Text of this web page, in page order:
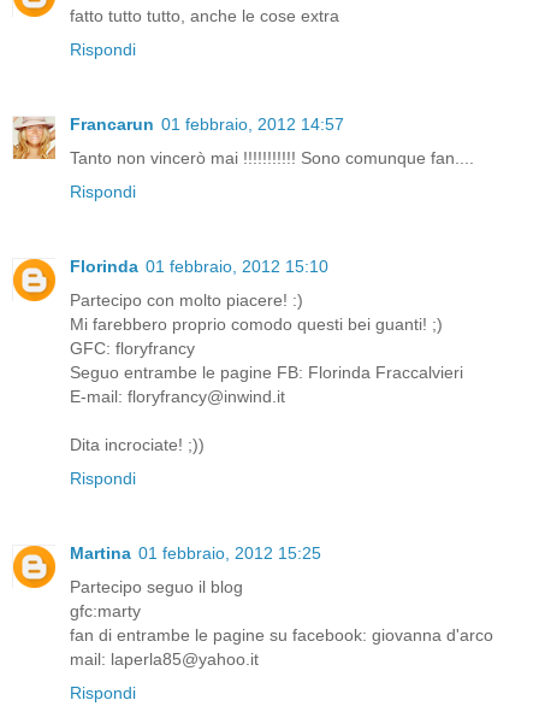
fatto tutto tutto, anche le cose extra
Rispondi
Francarun 01 febbraio, 2012 14:57
Tanto non vincerò mai !!!!!!!!!!! Sono comunque fan....
Rispondi
Florinda 01 febbraio, 2012 15:10
Partecipo con molto piacere! :)
Mi farebbero proprio comodo questi bei guanti! ;)
GFC: floryfrancy
Seguo entrambe le pagine FB: Florinda Fraccalvieri
E-mail: floryfrancy@inwind.it
Dita incrociate! ;))
Rispondi
Martina 01 febbraio, 2012 15:25
Partecipo seguo il blog
gfc:marty
fan di entrambe le pagine su facebook: giovanna d'arco
mail: laperla85@yahoo.it
Rispondi